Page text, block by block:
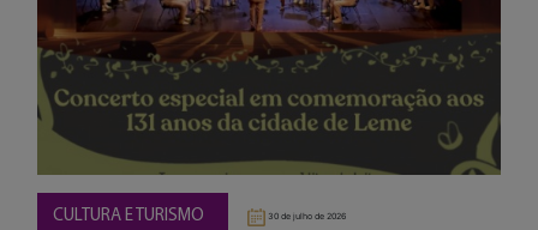
CULTURA E TURISMO 30 de julho de 2026